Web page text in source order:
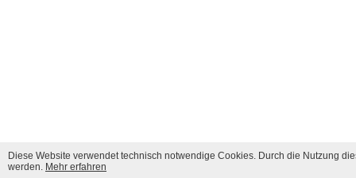
Diese Website verwendet technisch notwendige Cookies. Durch die Nutzung
werden. Mehr erfahren